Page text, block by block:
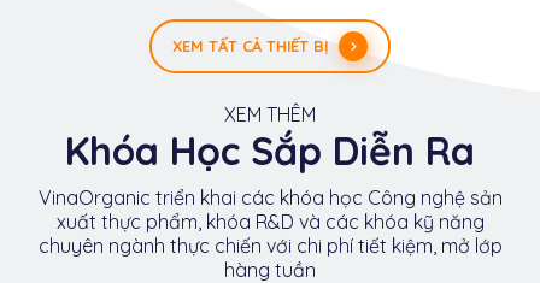
XEM TẤT CẢ THIẾT BỊ
XEM THÊM
Khóa Học Sắp Diễn Ra
VinaOrganic triển khai các khóa học Công nghệ sản
xuất thực phẩm, khóa R&D và các khóa kỹ năng
chuyên ngành thực chiến với chi phí tiết kiệm, mở lớp
hàng tuần